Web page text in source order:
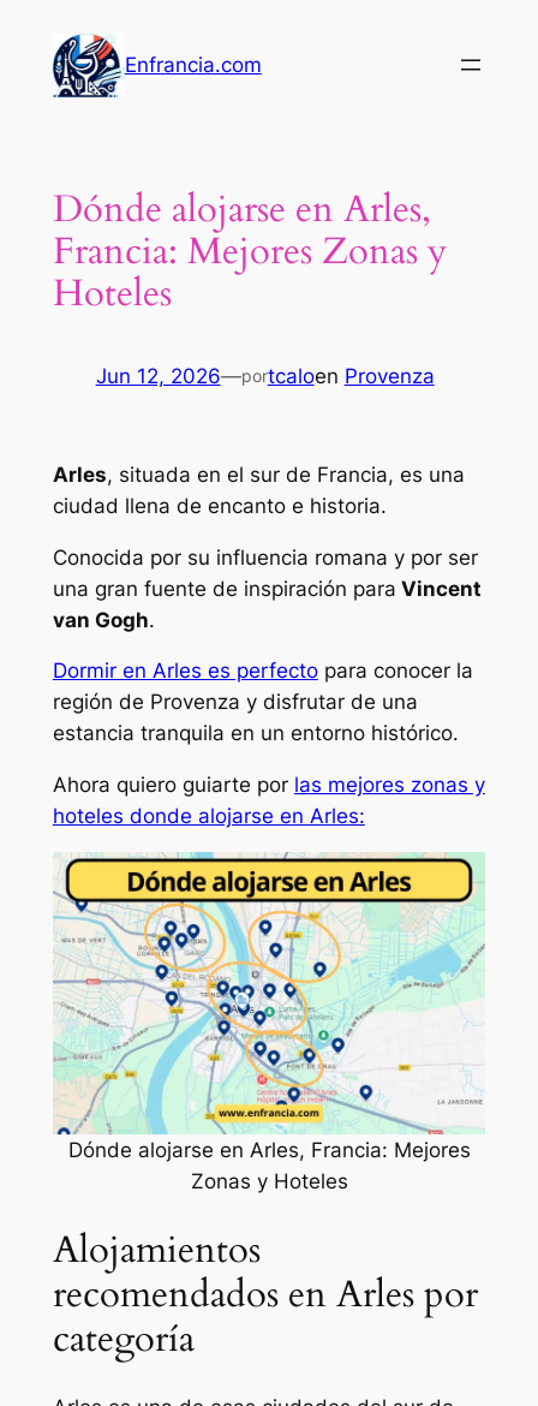
contenido
Enfrancia.com
Dónde alojarse en Arles,
Francia: Mejores Zonas y
Hoteles
Jun 12, 2026—portcaloen Provenza
Arles, situada en el sur de Francia, es una
ciudad llena de encanto e historia.
Conocida por su influencia romana y por ser
una gran fuente de inspiración para Vincent
van Gogh.
Dormir en Arles es perfectopara conocer la
región de Provenza y disfrutar de una
estancia tranquila en un entorno histórico.
Ahora quiero guiarte por las mejores zonas y
hoteles donde alojarse en Arles:
Dónde alojarse en Arles, Francia: Mejores
Zonas y Hoteles
Alojamientos
recomendados en Arles por
categoría